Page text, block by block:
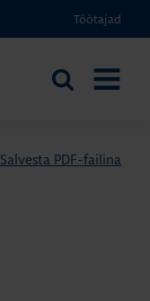
Töötajad
Otsi
Salvesta PDF-failina